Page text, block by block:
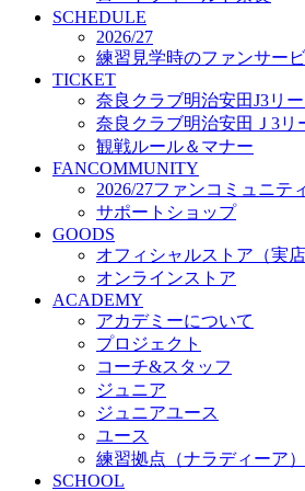
プロジェクト
コーチ&スタッフ
ジュニア
ジュニアユース
ユース
練習拠点（ナラディーア）
SCHOOL
CLUB
2026/27 パートナー企業
パートナー募集
クラブ理念
クラブ情報
サステナビリティ
Web制作支援
応援プロジェクト
SCHEDULE
2026/27
練習見学時のファンサー
TICKET
奈良クラブ明治安田J3リ
奈良クラブ明治安田Ｊ3リ
観戦ルール＆マナー
FANCOMMUNITY
2026/27ファンコミュニテ
サポートショップ
GOODS
オフィシャルストア（実店
オンラインストア
ACADEMY
アカデミーについて
プロジェクト
コーチ&スタッフ
ジュニア
ジュニアユース
ユース
練習拠点（ナラディーア）
SCHOOL